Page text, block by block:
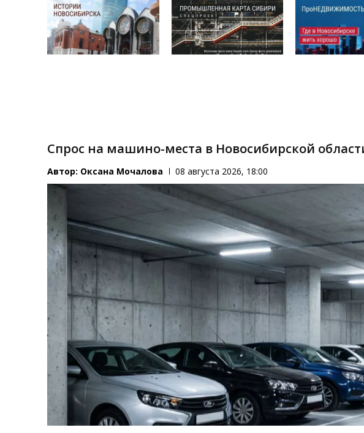
Спрос на машино-места в Новосибирской
Автор: Оксана Мочалова 08 августа 2026, 18:00